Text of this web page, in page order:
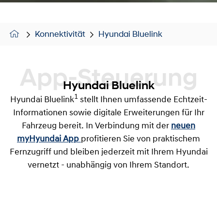
Konnektivität Hyundai Bluelink
App-Steuerung
Hyundai Bluelink
Hyundai Bluelink1 stellt Ihnen umfassende Echtzeit-
Informationen sowie digitale Erweiterungen für Ihr
Fahrzeug bereit. In Verbindung mit der neuen
myHyundai App profitieren Sie von praktischem
Fernzugriff und bleiben jederzeit mit Ihrem Hyundai
vernetzt - unabhängig von Ihrem Standort.